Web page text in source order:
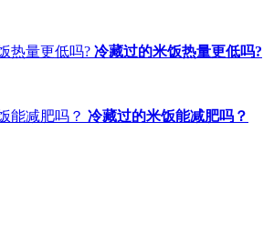
冷藏过的米饭热量更低吗?
冷藏过的米饭能减肥吗？